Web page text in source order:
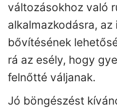
változásokhoz való
alkalmazkodásra,
bővítésének
rá az esély, hogy
felnőtté váljanak.
Jó böngészést